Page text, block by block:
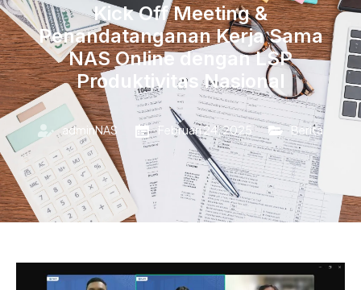
Kick Off Meeting &
Penandatanganan Kerja Sama
NAS Online dengan LSP
Produktivitas Nasional
adminNAS Februari 24, 2025 Berita